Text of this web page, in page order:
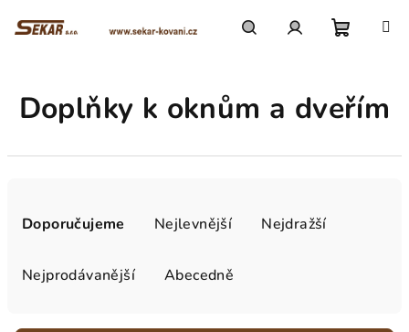
košík
Doplňky k oknům a dveřím
Doporučujeme Nejlevnější Nejdražší
Nejprodávanější Abecedně